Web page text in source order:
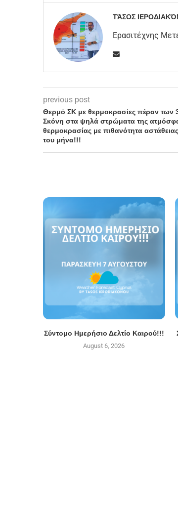
ΤΆΣΟΣ
Ερασιτέχνης
previous post
Θερμό ΣΚ με θερμοκρασίες πέραν των
Σκόνη στα ψηλά στρώματα της
θερμοκρασίας με πιθανότητα
του μήνα!!!
Σύντομο Ημερήσιο Δελτίο Καιρού!!!
August 6, 2026